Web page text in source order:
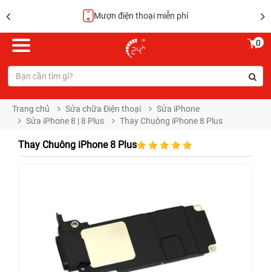
Mượn điện thoại miễn phí
0
Trang chủ Sửa chữa Điện thoại
Sửa iPhone
Sửa iPhone 8 | 8 Plus
Thay Chuông iPhone 8 Plus
Thay Chuông iPhone 8 Plus